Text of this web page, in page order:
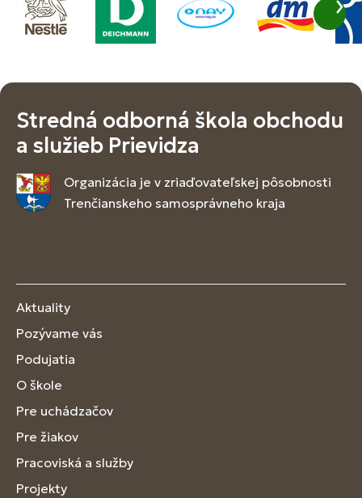
Stredná odborná škola obchodu
a služieb Prievidza
Organizácia je v zriaďovateľskej pôsobnosti
Trenčianskeho samosprávneho kraja
Aktuality
Pozývame vás
Podujatia
O škole
Pre uchádzačov
Pre žiakov
Pracoviská a služby
Projekty